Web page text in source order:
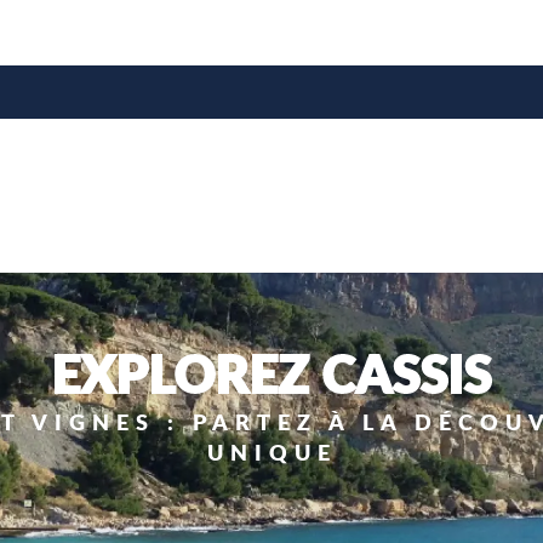
EXPLOREZ CASSIS
VIGNES : PARTEZ À LA
UNIQUE